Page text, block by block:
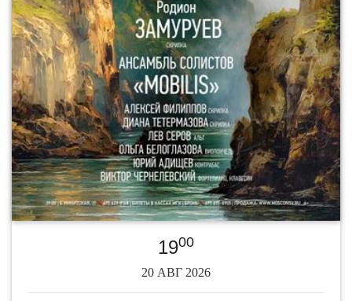
1900
20 АВГ 2026